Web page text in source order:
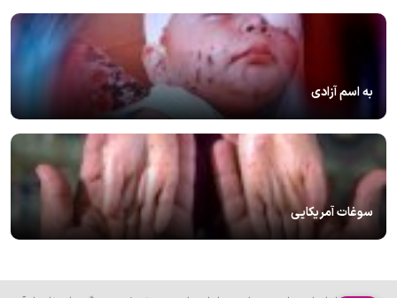
به اسم آزادی
سوغات آمریکایی